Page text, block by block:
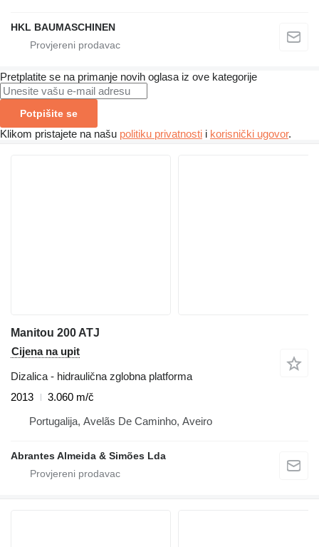
HKL BAUMASCHINEN
Pretplatite se na primanje novih oglasa iz ove kategorije
Potpišite se
Klikom pristajete na našu politiku privatnosti i korisnički ugovor.
Manitou 200 ATJ
Cijena na upit
Dizalica - hidraulična zglobna platforma
2013
3.060 m/č
Portugalija, Avelãs De Caminho, Aveiro
Abrantes Almeida & Simões Lda